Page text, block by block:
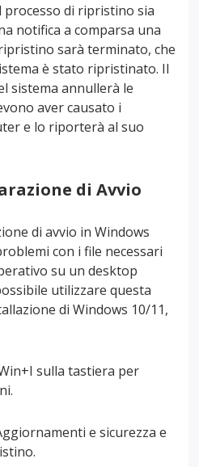
processo di ripristino sia
notifica a comparsa una
sarà terminato, che
è stato ripristinato. Il
sistema annullerà le
aver causato i
e lo riporterà al suo
di Avvio
di avvio in Windows
con i file necessari
su un desktop
utilizzare questa
di Windows 10/11,
sulla tastiera per
e sicurezza e